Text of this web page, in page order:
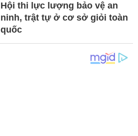
Hội thi lực lượng bảo vệ an
ninh, trật tự ở cơ sở giỏi toàn
quốc